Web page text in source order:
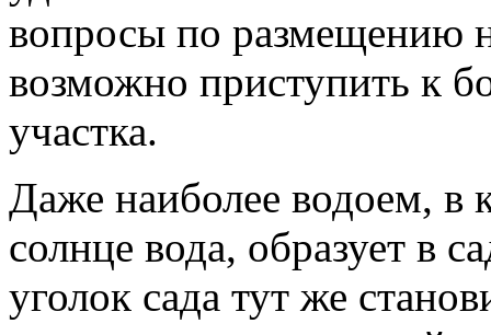
вопросы по размещению
возможно приступить к
участка.
Даже наиболее водоем, в
солнце вода, образует в
уголок сада тут же